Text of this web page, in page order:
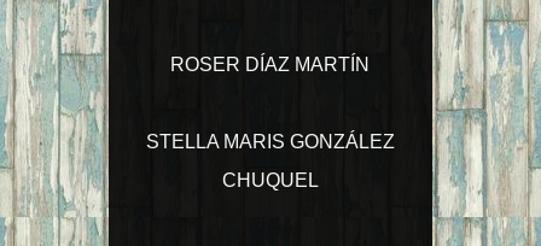
ROSER DÍAZ MARTÍN
STELLA MARIS GONZÁLEZ
CHUQUEL